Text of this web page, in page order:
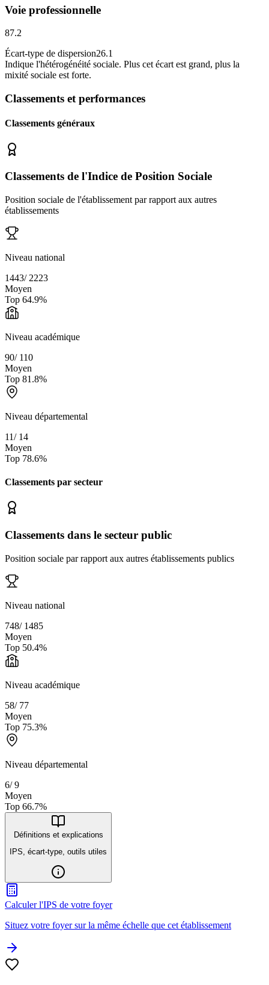
Voie professionnelle
87.2
Écart-type de dispersion26.1
Indique l'hétérogénéité sociale. Plus cet écart est grand, plus la
mixité sociale est forte.
Classements et performances
Classements généraux
Classements de l'Indice de Position Sociale
Position sociale de l'établissement par rapport aux autres
établissements
Niveau national
1443/ 2223
Moyen
Top 64.9%
Niveau académique
90/ 110
Moyen
Top 81.8%
Niveau départemental
11/ 14
Moyen
Top 78.6%
Classements par secteur
Classements dans le secteur public
Position sociale par rapport aux autres établissements publics
Niveau national
748/ 1485
Moyen
Top 50.4%
Niveau académique
58/ 77
Moyen
Top 75.3%
Niveau départemental
6/9
Moyen
Top 66.7%
Définitions et explications
IPS, écart-type, outils utiles
Calculer l'IPS de votre foyer
Situez votre foyer sur la même échelle que cet établissement